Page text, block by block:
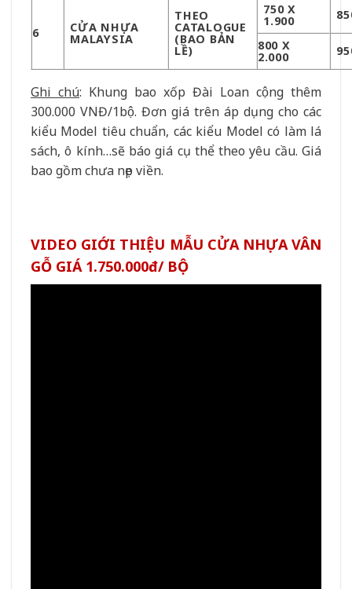
6 CỬA NHỰA
MALAYSIA
THEO
CATALOGUE
(BAO BẢN
LỀ)
750 X
1.900
800 X
2.000
Ghi chú: Khung bao xốp Đài Loan cộng thêm
300.000 VNĐ/1bộ. Đơn giá trên áp dụng cho các
kiểu Model tiêu chuẩn, các kiểu Model có làm lá
sách, ô kính…sẽ báo giá cụ thể theo yêu cầu. Giá
bao gồm chưa nẹp viền.
VIDEO GIỚI THIỆU MẪU CỬA NHỰA VÂN
GỖ GIÁ 1.750.000đ/ BỘ